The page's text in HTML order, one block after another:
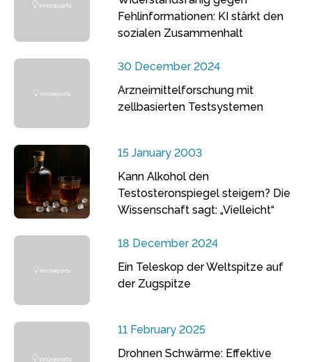
Fehlinformationen: KI stärkt den
sozialen Zusammenhalt
30 December 2024
Arzneimittelforschung mit
zellbasierten Testsystemen
15 January 2003
Kann Alkohol den
Testosteronspiegel steigern? Die
Wissenschaft sagt: „Vielleicht“
18 December 2024
Ein Teleskop der Weltspitze auf
der Zugspitze
11 February 2025
Drohnen Schwärme: Effektive